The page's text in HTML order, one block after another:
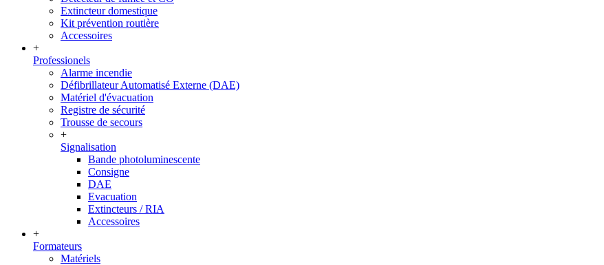
Extincteur domestique
Kit prévention routière
Accessoires
+
Professionels
Alarme incendie
Défibrillateur Automatisé Externe (DAE)
Matériel d'évacuation
Registre de sécurité
Trousse de secours
+
Signalisation
Bande photoluminescente
Consigne
DAE
Evacuation
Extincteurs / RIA
Accessoires
+
Formateurs
Matériels